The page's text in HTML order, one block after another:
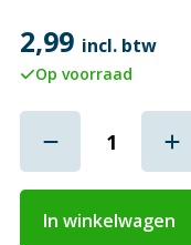
2,99 incl. btw
Op voorraad
In winkelwagen